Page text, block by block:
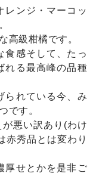
レンジ・マーコッ
高級柑橘です。
食感そして、たっ
れる最高峰の品種
られている今、み
です。
悪い訳あり(わけ
赤秀品とは変わり
厚せとかを是非ご